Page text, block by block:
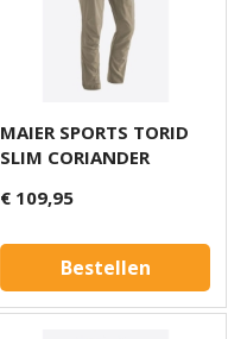
MAIER SPORTS TORID
SLIM CORIANDER
€ 109,95
Bestellen